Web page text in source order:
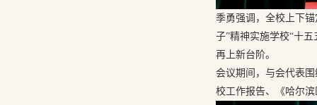
季勇强调，全校上下
子”精神实施学校“十
再上新台阶。
会议期间，与会代表
校工作报告、《哈尔